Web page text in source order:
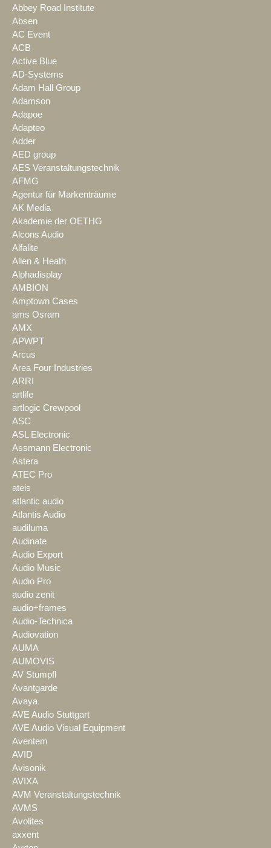
Abbey Road Institute
Absen
AC Event
ACB
Active Blue
AD-Systems
Adam Hall Group
Adamson
Adapoe
Adapteo
Adder
AED group
AES Veranstaltungstechnik
AFMG
Agentur für Markenträume
AK Media
Akademie der OETHG
Alcons Audio
Alfalite
Allen & Heath
Alphadisplay
AMBION
Amptown Cases
ams Osram
AMX
APWPT
Arcus
Area Four Industries
ARRI
artlife
artlogic Crewpool
ASC
ASL Electronic
Assmann Electronic
Astera
ATEC Pro
ateis
atlantic audio
Atlantis Audio
audiluma
Audinate
Audio Export
Audio Music
Audio Pro
audio zenit
audio+frames
Audio-Technica
Audiovation
AUMA
AUMOVIS
AV Stumpfl
Avantgarde
Avaya
AVE Audio Stuttgart
AVE Audio Visual Equipment
Aventem
AVID
Avisonik
AVIXA
AVM Veranstaltungstechnik
AVMS
Avolites
axxent